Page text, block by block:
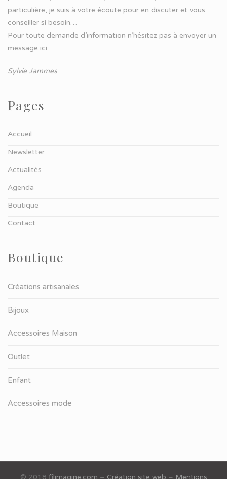
particulière, je suis à votre écoute pour en discuter et vous
conseiller si besoin…
Pour toute demande d’information n’hésitez pas à envoyer un
message ici
Sylvie Jammes
Pages
Accueil
Newsletter
Actualités
Agenda
Boutique
Contact
Boutique
Créations artisanales
Bijoux
Accessoires Maison
Outlet
Enfant
Accessoires mode
© 2018 filimagine.com – Création site web – Mentions